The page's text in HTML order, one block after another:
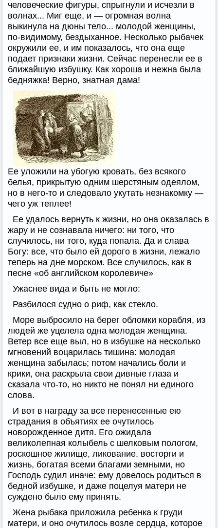
человеческие фигуры, спрыгнули и исчезли в
волнах... Миг еще, и — огромная волна
выкинула на дюны тело... молодой женщины,
по-видимому, бездыханное. Несколько рыбачек
окружили ее, и им показалось, что она еще
подает признаки жизни. Сейчас перенесли ее в
ближайшую избушку. Как хороша и нежна была
бедняжка! Верно, знатная дама!
Ее уложили на убогую кровать, без всякого
белья, прикрытую одним шерстяным одеялом,
но в него-то и следовало укутать незнакомку —
чего уж теплее!
Ее удалось вернуть к жизни, но она оказалась в
жару и не сознавала ничего: ни того, что
случилось, ни того, куда попала. Да и слава
Богу: все, что было ей дорого в жизни, лежало
теперь на дне морском. Все случилось, как в
песне «об английском королевиче»
Ужаснее вида и быть не могло:
Разбилося судно о риф, как стекло.
Море выбросило на берег обломки корабля, из
людей же уцелела одна молодая женщина.
Ветер все еще выл, но в избушке на несколько
мгновений воцарилась тишина: молодая
женщина забылась; потом начались боли и
крики, она раскрыла свои дивные глаза и
сказала что-то, но никто не понял ни единого
слова.
И вот в награду за все перенесенные ею
страдания в объятиях ее очутилось
новорожденное дитя. Его ожидала
великолепная колыбель с шелковым пологом,
роскошное жилище, ликование, восторги и
жизнь, богатая всеми благами земными, но
Господь судил иначе: ему довелось родиться в
бедной избушке, и даже поцелуя матери не
суждено было ему принять.
Жена рыбака приложила ребенка к груди
матери, и оно очутилось возле сердца, которое